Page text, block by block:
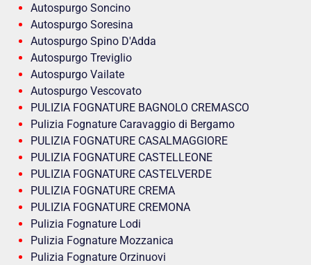
Autospurgo Soncino
Autospurgo Soresina
Autospurgo Spino D'Adda
Autospurgo Treviglio
Autospurgo Vailate
Autospurgo Vescovato
PULIZIA FOGNATURE BAGNOLO CREMASCO
Pulizia Fognature Caravaggio di Bergamo
PULIZIA FOGNATURE CASALMAGGIORE
PULIZIA FOGNATURE CASTELLEONE
PULIZIA FOGNATURE CASTELVERDE
PULIZIA FOGNATURE CREMA
PULIZIA FOGNATURE CREMONA
Pulizia Fognature Lodi
Pulizia Fognature Mozzanica
Pulizia Fognature Orzinuovi